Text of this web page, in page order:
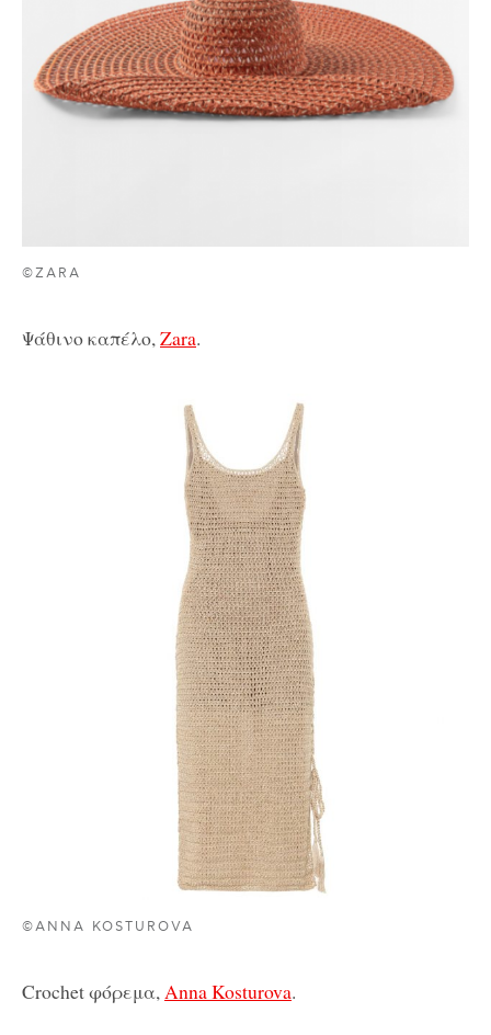
©ZARA
Ψάθινο καπέλο,Zara.
©ANNA KOSTUROVA
Crochet φόρεμα, Anna Kosturova.